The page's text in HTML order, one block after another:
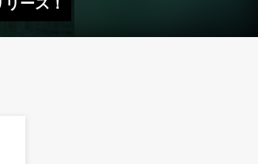
ース！